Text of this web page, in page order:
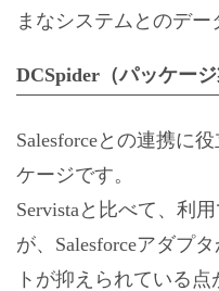
まなシステムとのデー
DCSpider（パッケージ
Salesforceとの連携に
ケージです。
Servistaと比べて、利
が、Salesforceアダプ
トが抑えられている点